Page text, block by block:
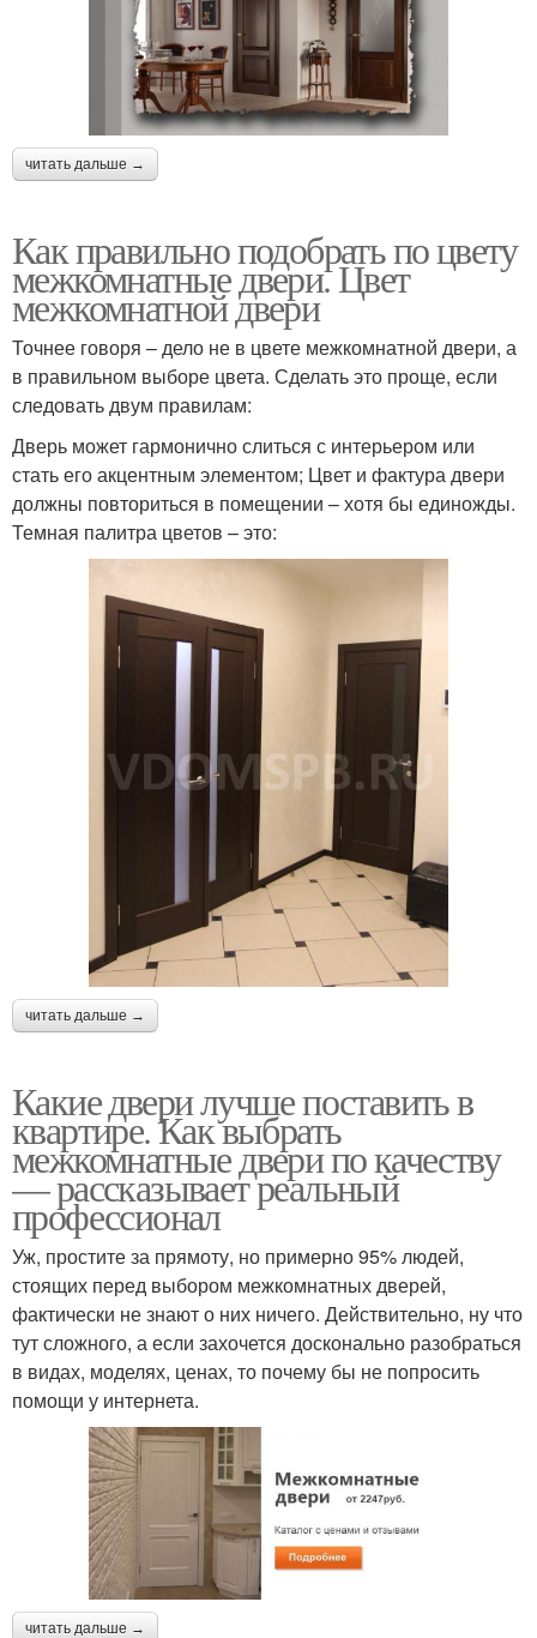
читать дальше →
Как правильно подобрать по цвету
межкомнатные двери. Цвет
межкомнатной двери
Точнее говоря – дело не в цвете межкомнатной двери, а
в правильном выборе цвета. Сделать это проще, если
следовать двум правилам:
Дверь может гармонично слиться с интерьером или
стать его акцентным элементом; Цвет и фактура двери
должны повториться в помещении – хотя бы единожды.
Темная палитра цветов – это:
читать дальше →
Какие двери лучше поставить в
квартире. Как выбрать
межкомнатные двери по качеству
— рассказывает реальный
профессионал
Уж, простите за прямоту, но примерно 95% людей,
стоящих перед выбором межкомнатных дверей,
фактически не знают о них ничего. Действительно, ну что
тут сложного, а если захочется досконально разобраться
в видах, моделях, ценах, то почему бы не попросить
помощи у интернета.
читать дальше →